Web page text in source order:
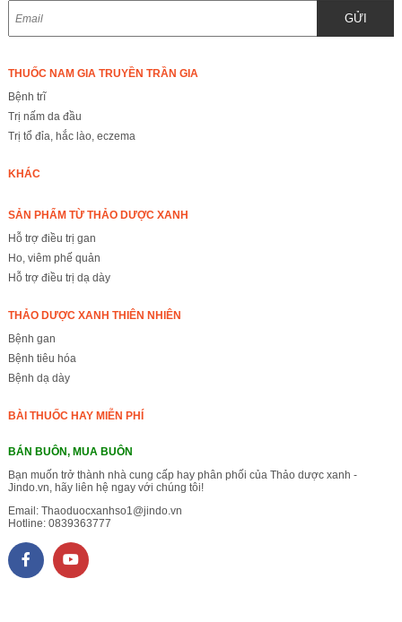
GỬI
THUỐC NAM GIA TRUYỀN TRẦN GIA
Bệnh trĩ
Trị nấm da đầu
Trị tổ đỉa, hắc lào, eczema
KHÁC
SẢN PHẨM TỪ THẢO DƯỢC XANH
Hỗ trợ điều trị gan
Ho, viêm phế quản
Hỗ trợ điều trị dạ dày
THẢO DƯỢC XANH THIÊN NHIÊN
Bệnh gan
Bệnh tiêu hóa
Bệnh dạ dày
BÀI THUỐC HAY MIỄN PHÍ
BÁN BUÔN, MUA BUÔN
Bạn muốn trở thành nhà cung cấp hay phân phối của Thảo dược xanh -
Jindo.vn, hãy liên hệ ngay với chúng tôi!
Email: Thaoduocxanhso1@jindo.vn
Hotline: 0839363777